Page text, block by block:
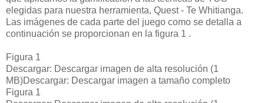
elegidas para nuestra herramienta, Quest - Te Whitianga.
Las imágenes de cada parte del juego como se detalla a
continuación se proporcionan en la figura 1 .
Figura 1
Descargar: Descargar imagen de alta resolución (1
MB)Descargar: Descargar imagen a tamaño completo
Figura 1